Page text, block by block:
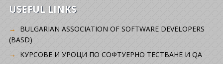
USEFUL LINKS
BULGARIAN ASSOCIATION OF SOFTWARE DEVELOPERS
(BASD)
KУРСОВЕ И УРОЦИ ПО СОФТУЕРНО ТЕСТВАНЕ И QA